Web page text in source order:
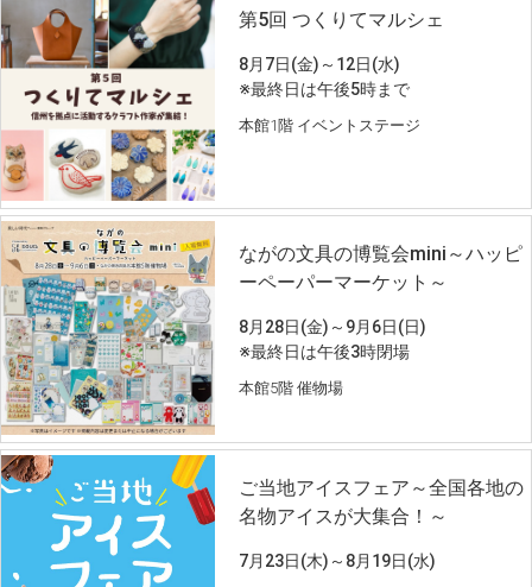
第5回 つくりてマルシェ
8月7日(金)～12日(水)
※最終日は午後5時まで
本館1階 イベントステージ
ながの文具の博覧会mini～ハッピ
ーペーパーマーケット～
8月28日(金)～9月6日(日)
※最終日は午後3時閉場
本館5階 催物場
ご当地アイスフェア～全国各地の
名物アイスが大集合！～
7月23日(木)～8月19日(水)